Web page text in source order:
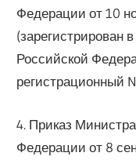
Федерации от 10
(зарегистрирован
Российской
регистрационный
4. Приказ
Федерации от 8